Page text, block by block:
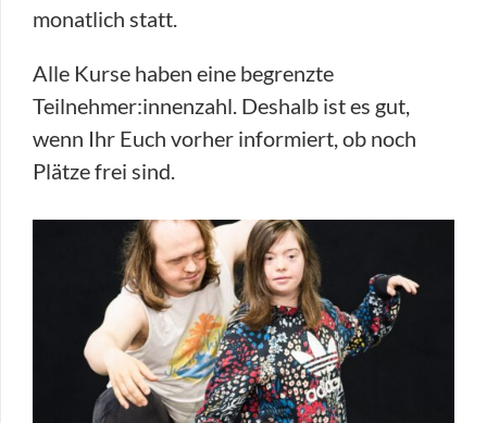
monatlich statt.
Alle Kurse haben eine begrenzte
Teilnehmer:innenzahl. Deshalb ist es gut,
wenn Ihr Euch vorher informiert, ob noch
Plätze frei sind.